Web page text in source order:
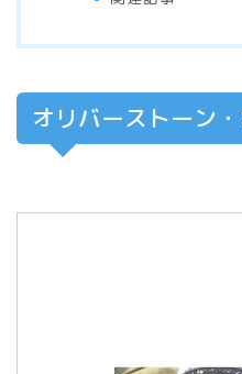
オリバーストーン